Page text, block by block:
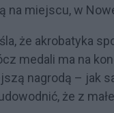
na miejscu, w
że akrobatyka
medali ma na
nagrodą – jak
że z